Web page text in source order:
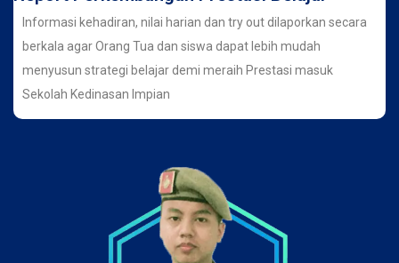
Informasi kehadiran, nilai harian dan try out dilaporkan secara
berkala agar Orang Tua dan siswa dapat lebih mudah
menyusun strategi belajar demi meraih Prestasi masuk
Sekolah Kedinasan Impian